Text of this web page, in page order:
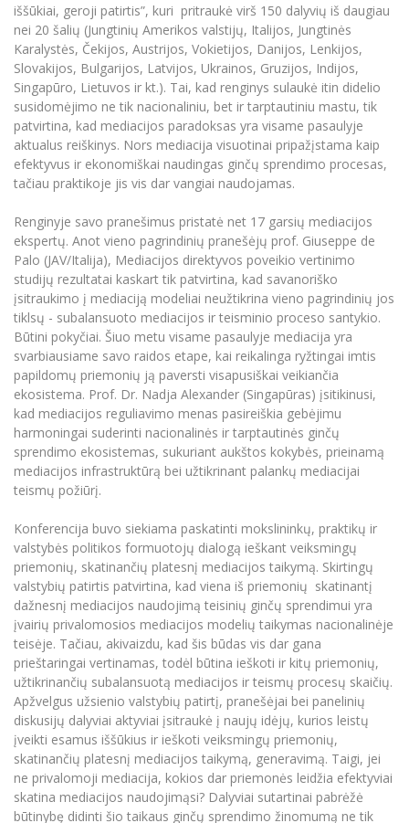
Universiteto teatras
MRU pop vokalinis ansamblis (vadovas Artūras
Novikas)
MRU merginų choras
Neformaliuoju ir (ar) savišvietos būdu įgytų
kompetencijų vertinimas ir pripažinimas
Studijų organizavimas
Erasmus+ mobilumas praktikoms (SMP)
Kitos galimybės
Partnerystės
Azijos centras
Vilniaus Karaliaus Sedžiongo institutas
Frankofoniškų šalių studijų centras
Emocinė gerovė
Mokslo laboratorijos
Žmogaus, aplinkos ir technologijų (HET)
Doktorantūra
Projektai
Akademinė leidyba
Mokslo naujienos
Kasmetiniai mokslo renginiai
Veiklos dokumentai
Akademinė etika
Darbas MRU
Universiteto simbolika
Atributika
Naujienos
Tarptautiškumas
Studentams
Studentams
Darbuotojams
Partnerystės
Azijos centras
Vilniaus Karaliaus Sedžiongo institutas
Darbuotojams
Partnerystės
Azijos centras
Vilniaus Karaliaus Sedžiongo institutas
Frankofoniškų šalių studijų centras
Darnus vystymasis
Privatumo politika
Negalia ir individualieji poreikiai
Viešai skelbiama informacija
Parama Ukrainai
Civilinė sauga
Korupcijos prevencija
Sūduvos akademija
Tinklalaidės
Bakalauro studijos
Magistrantūros studijos
Vadovų MBA
Švietimo ir kultūros vadovų MPA
Teisės LL.M.
Papildomosios studijos
Doktorantūros studijos
Profesinės bakalauro studijos
Personalo valdymo centras
Privačių interesų deklaravimas
Informacija naujiems darbuotojams
Studijų Moodle (studijų vykdymui)
Darbuotojų Moodle (kompetencijų tobulinimui)
Studijų tvarkaraštis
Informacinė sistema "Studijos"
Darbuotojų elektroninis paštas
Daugiafaktorinė autentifikacija universiteto
Bendruomenės gerovė
Darbuotojų kvalifikacijos kėlimas
MRU norminių teisės aktų duomenų bazė
Intranetas
eDVS
Microsoft Office 365
MRU mobilios programėlės
Pagalbos sistema
Profesinė sąjunga
Kontaktų paieška
iššūkiai, geroji patirtis”, kuri pritraukė virš 150 dalyvių iš daugiau
nei 20 šalių (Jungtinių Amerikos valstijų, Italijos, Jungtinės
Karalystės, Čekijos, Austrijos, Vokietijos, Danijos, Lenkijos,
Slovakijos, Bulgarijos, Latvijos, Ukrainos, Gruzijos, Indijos,
Singapūro, Lietuvos ir kt.). Tai, kad renginys sulaukė itin didelio
susidomėjimo ne tik nacionaliniu, bet ir tarptautiniu mastu, tik
patvirtina, kad mediacijos paradoksas yra visame pasaulyje
aktualus reiškinys. Nors mediacija visuotinai pripažįstama kaip
efektyvus ir ekonomiškai naudingas ginčų sprendimo procesas,
tačiau praktikoje jis vis dar vangiai naudojamas.
Renginyje savo pranešimus pristatė net 17 garsių mediacijos
ekspertų. Anot vieno pagrindinių pranešėjų prof. Giuseppe de
Palo (JAV/Italija), Mediacijos direktyvos poveikio vertinimo
studijų rezultatai kaskart tik patvirtina, kad savanoriško
įsitraukimo į mediaciją modeliai neužtikrina vieno pagrindinių jos
tiklsų - subalansuoto mediacijos ir teisminio proceso santykio.
Būtini pokyčiai. Šiuo metu visame pasaulyje mediacija yra
svarbiausiame savo raidos etape, kai reikalinga ryžtingai imtis
papildomų priemonių ją paversti visapusiškai veikiančia
ekosistema. Prof. Dr. Nadja Alexander (Singapūras) įsitikinusi,
kad mediacijos reguliavimo menas pasireiškia gebėjimu
harmoningai suderinti nacionalinės ir tarptautinės ginčų
sprendimo ekosistemas, sukuriant aukštos kokybės, prieinamą
mediacijos infrastruktūrą bei užtikrinant palankų mediacijai
teismų požiūrį.
Konferencija buvo siekiama paskatinti mokslininkų, praktikų ir
valstybės politikos formuotojų dialogą ieškant veiksmingų
priemonių, skatinančių platesnį mediacijos taikymą. Skirtingų
valstybių patirtis patvirtina, kad viena iš priemonių skatinantį
dažnesnį mediacijos naudojimą teisinių ginčų sprendimui yra
įvairių privalomosios mediacijos modelių taikymas nacionalinėje
teisėje. Tačiau, akivaizdu, kad šis būdas vis dar gana
prieštaringai vertinamas, todėl būtina ieškoti ir kitų priemonių,
užtikrinančių subalansuotą mediacijos ir teismų procesų skaičių.
Apžvelgus užsienio valstybių patirtį, pranešėjai bei panelinių
diskusijų dalyviai aktyviai įsitraukė į naujų idėjų, kurios leistų
įveikti esamus iššūkius ir ieškoti veiksmingų priemonių,
skatinančių platesnį mediacijos taikymą, generavimą. Taigi, jei
ne privalomoji mediacija, kokios dar priemonės leidžia efektyviai
skatina mediacijos naudojimąsi? Dalyviai sutartinai pabrėžė
būtinybę didinti šio taikaus ginčų sprendimo žinomumą ne tik